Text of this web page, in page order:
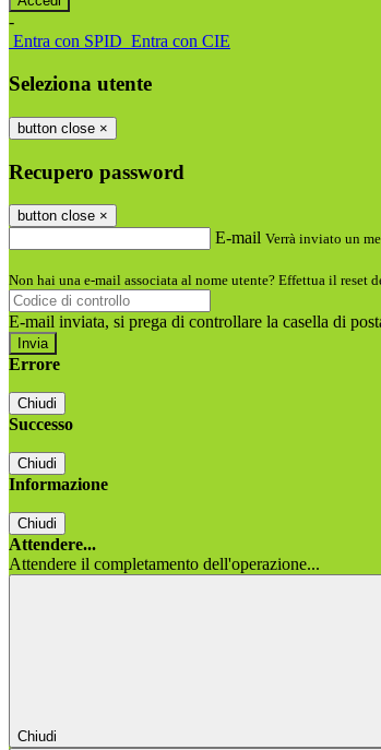
-
Entra con SPID Entra con CIE
Seleziona utente
button close ×
Recupero password
button close ×
E-mail Verrà inviato un
Non hai una e-mail associata al nome utente? Effettua il reset
E-mail inviata, si prega di controllare la casella di
Errore
Chiudi
Successo
Chiudi
Informazione
Chiudi
Attendere...
Attendere il completamento dell'operazione...
Chiudi